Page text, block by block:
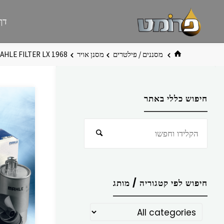
בית מסננים / פילטרים מסנן אויר FILTER LX 1968
חיפוש כללי באתר
חיפוש
חיפוש לפי קטגוריה / מותג